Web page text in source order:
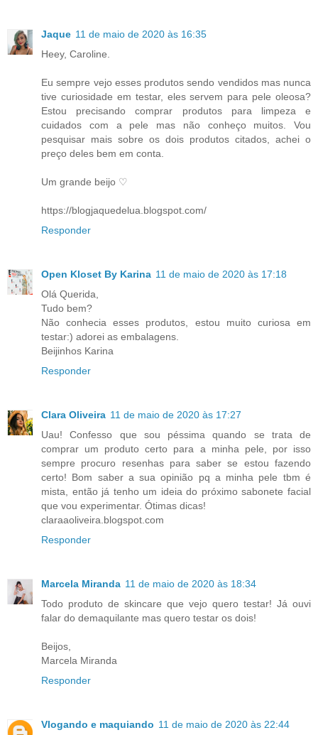
Jaque 11 de maio de 2020 às 16:35
Heey, Caroline.
Eu sempre vejo esses produtos sendo vendidos mas nunca
tive curiosidade em testar, eles servem para pele oleosa?
Estou precisando comprar produtos para limpeza e
cuidados com a pele mas não conheço muitos. Vou
pesquisar mais sobre os dois produtos citados, achei o
preço deles bem em conta.
Um grande beijo ♡
https://blogjaquedelua.blogspot.com/
Responder
Open Kloset By Karina 11 de maio de 2020 às 17:18
Olá Querida,
Tudo bem?
Não conhecia esses produtos, estou muito curiosa em
testar:) adorei as embalagens.
Beijinhos Karina
Responder
Clara Oliveira 11 de maio de 2020 às 17:27
Uau! Confesso que sou péssima quando se trata de
comprar um produto certo para a minha pele, por isso
sempre procuro resenhas para saber se estou fazendo
certo! Bom saber a sua opinião pq a minha pele tbm é
mista, então já tenho um ideia do próximo sabonete facial
que vou experimentar. Ótimas dicas!
claraaoliveira.blogspot.com
Responder
Marcela Miranda 11 de maio de 2020 às 18:34
Todo produto de skincare que vejo quero testar! Já ouvi
falar do demaquilante mas quero testar os dois!
Beijos,
Marcela Miranda
Responder
Vlogando e maquiando 11 de maio de 2020 às 22:44